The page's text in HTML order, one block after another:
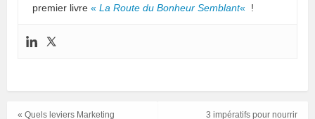
premier livre « La Route du Bonheur Semblant« !
3 impératifs pour nourrir
« Quels leviers Marketing